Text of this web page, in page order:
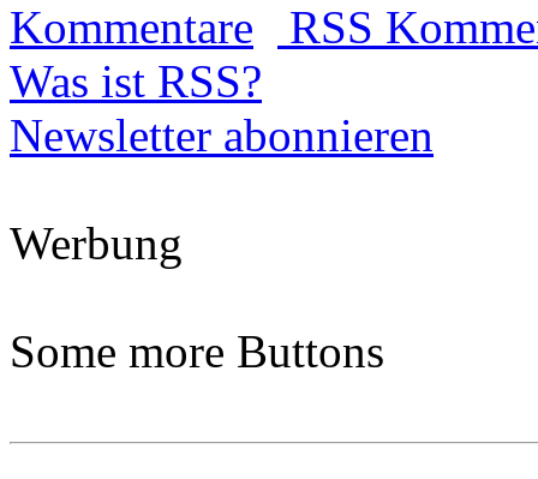
RSS
Was ist RSS?
Newsletter abonnieren
Werbung
Some more Buttons